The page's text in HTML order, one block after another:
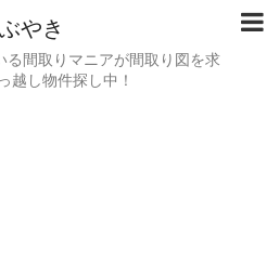
やき
る間取りマニアが間取り図を求
越し物件探し中！